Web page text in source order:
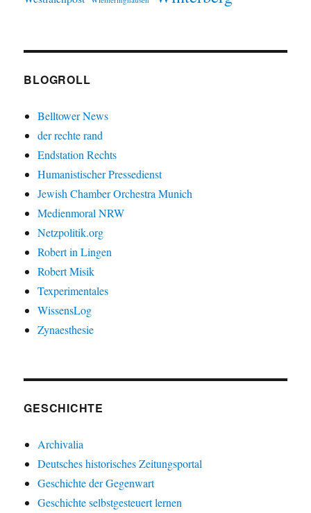
BLOGROLL
Belltower News
der rechte rand
Endstation Rechts
Humanistischer Pressedienst
Jewish Chamber Orchestra Munich
Medienmoral NRW
Netzpolitik.org
Robert in Lingen
Robert Misik
Texperimentales
WissensLog
Zynaesthesie
GESCHICHTE
Archivalia
Deutsches historisches Zeitungsportal
Geschichte der Gegenwart
Geschichte selbstgesteuert lernen